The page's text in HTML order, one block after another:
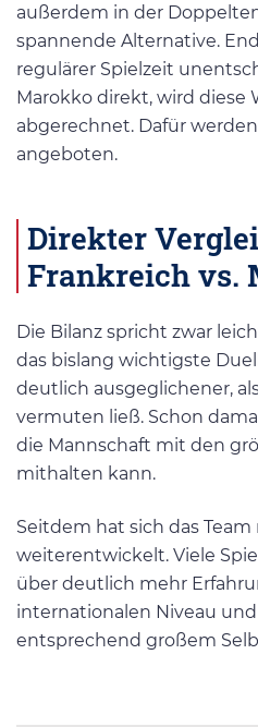
außerdem in der
spannende Alternative.
regulärer Spielzeit
Marokko direkt, wird diese
abgerechnet. Dafür
angeboten.
Direkter
Frankreich vs.
Die Bilanz spricht zwar
das bislang wichtigste
deutlich ausgeglichener,
vermuten ließ. Schon
die Mannschaft mit den
mithalten kann.
Seitdem hat sich das Team
weiterentwickelt. Viele
über deutlich mehr
internationalen Niveau
entsprechend großem